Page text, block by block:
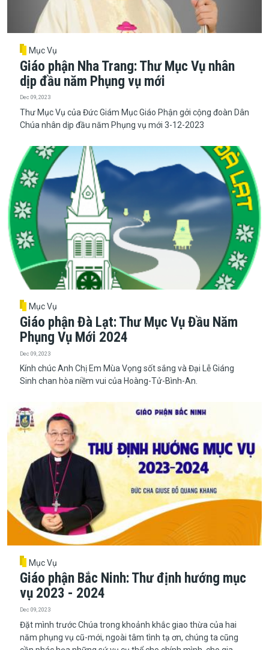
Mục Vụ
Giáo phận Nha Trang: Thư Mục Vụ nhân
dịp đầu năm Phụng vụ mới
Dec 09, 2023
Thư Mục Vụ của Đức Giám Mục Giáo Phận gởi cộng đoàn Dân
Chúa nhân dịp đầu năm Phụng vụ mới 3-12-2023
Mục Vụ
Giáo phận Đà Lạt: Thư Mục Vụ Đầu Năm
Phụng Vụ Mới 2024
Dec 09, 2023
Kính chúc Anh Chị Em Mùa Vọng sốt sắng và Đại Lễ Giáng
Sinh chan hòa niềm vui của Hoàng-Tử-Bình-An.
Mục Vụ
Giáo phận Bắc Ninh: Thư định hướng mục
vụ 2023 - 2024
Dec 09, 2023
Đặt mình trước Chúa trong khoảnh khắc giao thừa của hai
năm phụng vụ cũ-mới, ngoài tâm tình tạ ơn, chúng ta cũng